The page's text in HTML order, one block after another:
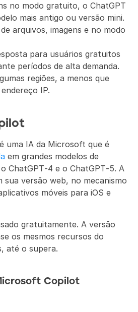
no modo gratuito, o ChatGPT
mais antigo ou versão mini.
arquivos, imagens e no modo
para usuários gratuitos
períodos de alta demanda.
regiões, a menos que
IP.
é uma IA da Microsoft que é
em grandes modelos de
ChatGPT‑4 e o ChatGPT‑5. A
sua versão web, no mecanismo
móveis para iOS e
gratuitamente. A versão
os mesmos recursos do
até o supera.
Copilot